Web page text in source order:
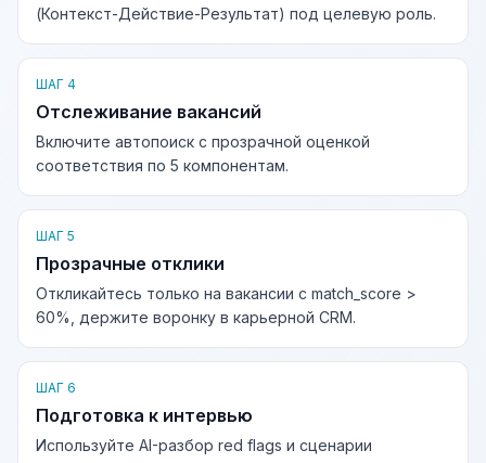
(Контекст-Действие-Результат) под целевую роль.
ШАГ 4
Отслеживание вакансий
Включите автопоиск с прозрачной оценкой
соответствия по 5 компонентам.
ШАГ 5
Прозрачные отклики
Откликайтесь только на вакансии с match_score >
60%, держите воронку в карьерной CRM.
ШАГ 6
Подготовка к интервью
Используйте AI-разбор red flags и сценарии